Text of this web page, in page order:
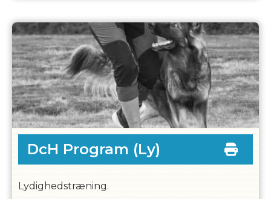
DcH Program (Ly)
Lydighedstræning.